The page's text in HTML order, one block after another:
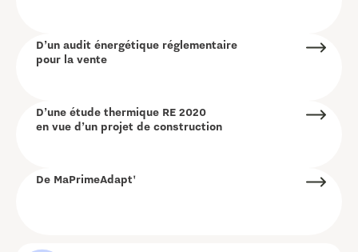
D’un audit énergétique réglementaire
pour la vente
D’une étude thermique RE 2020
en vue d’un projet de construction
De MaPrimeAdapt'